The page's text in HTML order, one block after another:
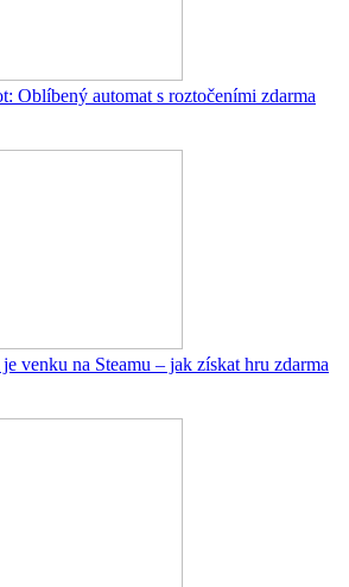
Oblíbený automat s roztočeními zdarma
venku na Steamu – jak získat hru zdarma